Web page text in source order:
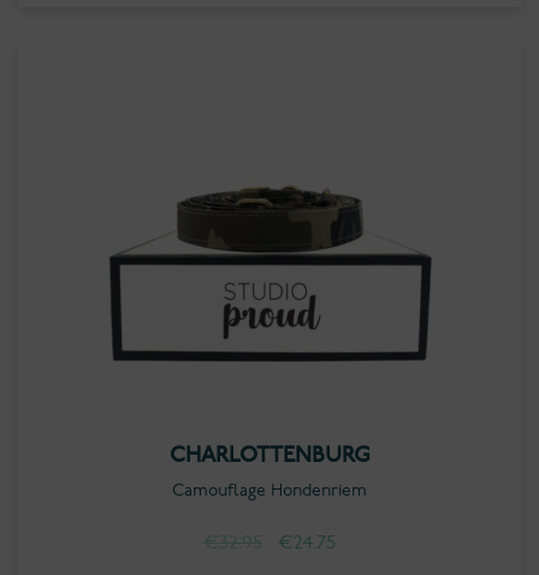
CHARLOTTENBURG
Camouflage Hondenriem
€32.95
Oorspronkelijke
€24.75